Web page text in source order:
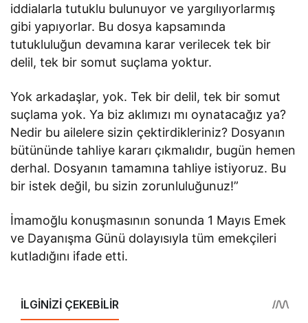
iddialarla tutuklu bulunuyor ve yargılıyorlarmış
gibi yapıyorlar. Bu dosya kapsamında
tutukluluğun devamına karar verilecek tek bir
delil, tek bir somut suçlama yoktur.
Yok arkadaşlar, yok. Tek bir delil, tek bir somut
suçlama yok. Ya biz aklımızı mı oynatacağız ya?
Nedir bu ailelere sizin çektirdikleriniz? Dosyanın
bütününde tahliye kararı çıkmalıdır, bugün hemen
derhal. Dosyanın tamamına tahliye istiyoruz. Bu
bir istek değil, bu sizin zorunluluğunuz!”
İmamoğlu konuşmasının sonunda 1 Mayıs Emek
ve Dayanışma Günü dolayısıyla tüm emekçileri
kutladığını ifade etti.